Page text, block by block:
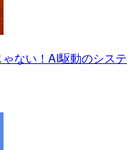
ない！AI駆動のシステ